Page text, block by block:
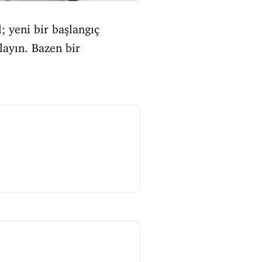
yeni bir başlangıç
Bazen bir